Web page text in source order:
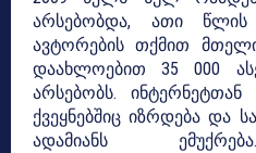
არსებობდა, ათი
ავტორების თქმით
დაახლოებით 35 000
არსებობს.
ქვეყნებშიც იზრდება
ადამიანს